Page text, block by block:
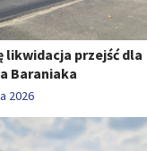
likwidacja przejść dla
Baraniaka
2026